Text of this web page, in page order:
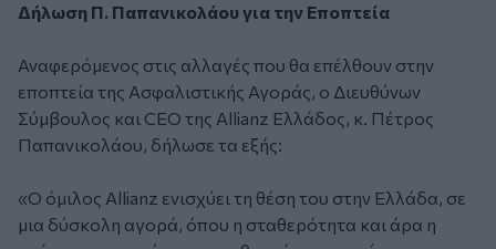
Δήλωση Π. Παπανικολάου για την Εποπτεία
Αναφερόμενος στις αλλαγές που θα επέλθουν στην
εποπτεία της Ασφαλιστικής Αγοράς, ο Διευθύνων
Σύμβουλος και CEO της Allianz Ελλάδος, κ. Πέτρος
Παπανικολάου, δήλωσε τα εξής:
«Ο όμιλος Allianz ενισχύει τη θέση του στην Ελλάδα, σε
μια δύσκολη αγορά, όπου η σταθερότητα και άρα η